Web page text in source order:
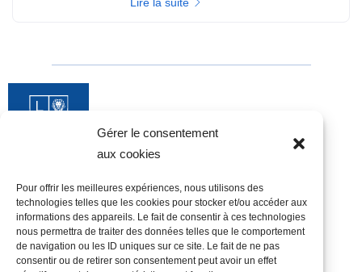
Gérer le consentement
aux cookies
Pour offrir les meilleures expériences, nous utilisons des
technologies telles que les cookies pour stocker et/ou accéder aux
informations des appareils. Le fait de consentir à ces technologies
nous permettra de traiter des données telles que le comportement
de navigation ou les ID uniques sur ce site. Le fait de ne pas
consentir ou de retirer son consentement peut avoir un effet
Candidats
Nos opportunités
Je postule